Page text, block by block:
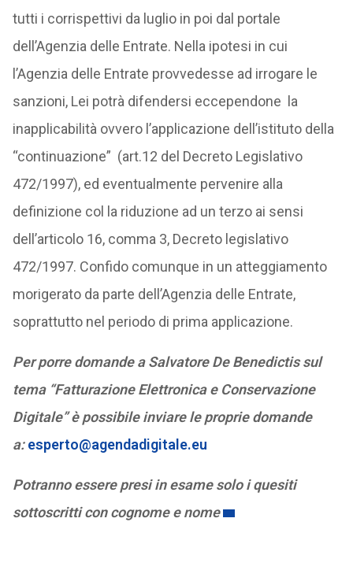
tutti i corrispettivi da luglio in poi dal portale
dell’Agenzia delle Entrate. Nella ipotesi in cui
l’Agenzia delle Entrate provvedesse ad irrogare le
sanzioni, Lei potrà difendersi eccependone la
inapplicabilità ovvero l’applicazione dell’istituto della
“continuazione” (art.12 del Decreto Legislativo
472/1997), ed eventualmente pervenire alla
definizione col la riduzione ad un terzo ai sensi
dell’articolo 16, comma 3, Decreto legislativo
472/1997. Confido comunque in un atteggiamento
morigerato da parte dell’Agenzia delle Entrate,
soprattutto nel periodo di prima applicazione.
Per porre domande a Salvatore De Benedictis sul
tema “Fatturazione Elettronica e Conservazione
Digitale” è possibile inviare le proprie domande
a:esperto@agendadigitale.eu
Potranno essere presi in esame solo i quesiti
sottoscritti con cognome e nome